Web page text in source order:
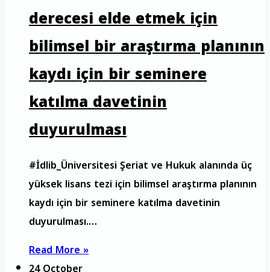
derecesi elde etmek için
bilimsel bir araştırma planının
kaydı için bir seminere
katılma davetinin
duyurulması
#İdlib_Üniversitesi Şeriat ve Hukuk alanında üç
yüksek lisans tezi için bilimsel araştırma planının
kaydı için bir seminere katılma davetinin
duyurulması.…
Read More »